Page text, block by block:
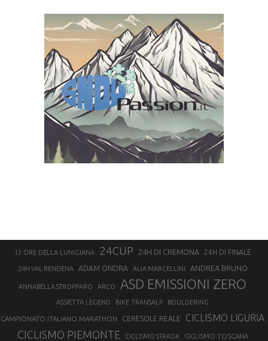
12 ORE DELLA LUNIGIANA 24CUP 24H DI CREMONA 24H DI FINALE
24H VAL RENDENA ADAM ONDRA ALIA MARCELLINI ANDREA BRUNO
ANNABELLA STROPPARO ARCO ASD EMISSIONI ZERO
ASSIETTA LEGEND BIKE TRANSALP BOULDERING
CAMPIONATO ITALIANO MARATHON CERESOLE REALE CICLISMO LIGURIA
CICLISMO PIEMONTE CICLISMO STRADA CICLISMO TOSCANA